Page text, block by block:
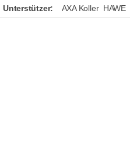
Unterstützer: AXA Koller HAWE